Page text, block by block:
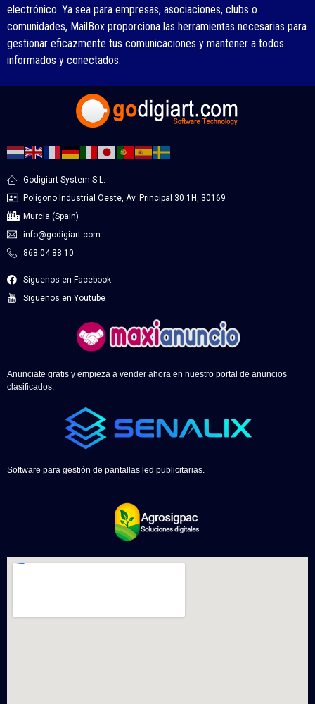
electrónico. Ya sea para empresas, asociaciones, clubs o
comunidades, MailBox proporciona las herramientas necesarias para
gestionar eficazmente tus comunicaciones y mantener a todos
informados y conectados.
Godigiart System S.L.
Polígono Industrial Oeste, Av. Principal 30 1H, 30169
Murcia (Spain)
info@godigiart.com
868 04 88 10
Siguenos en Facebook
Siguenos en Youtube
Anunciate gratis y empieza a vender ahora en nuestro portal de anuncios
clasificados.
Software para gestión de pantallas led publicitarias.